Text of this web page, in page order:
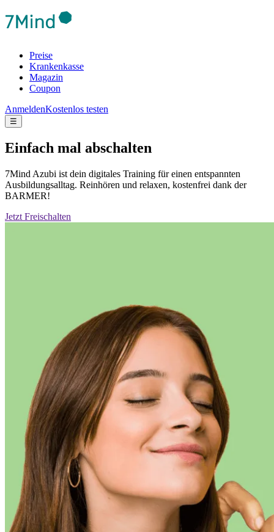
Preise
Krankenkasse
Magazin
Coupon
AnmeldenKostenlos testen
☰
Einfach mal abschalten
7Mind Azubi ist dein digitales Training für einen entspannten
Ausbildungsalltag. Reinhören und relaxen, kostenfrei dank der
BARMER!
Jetzt Freischalten